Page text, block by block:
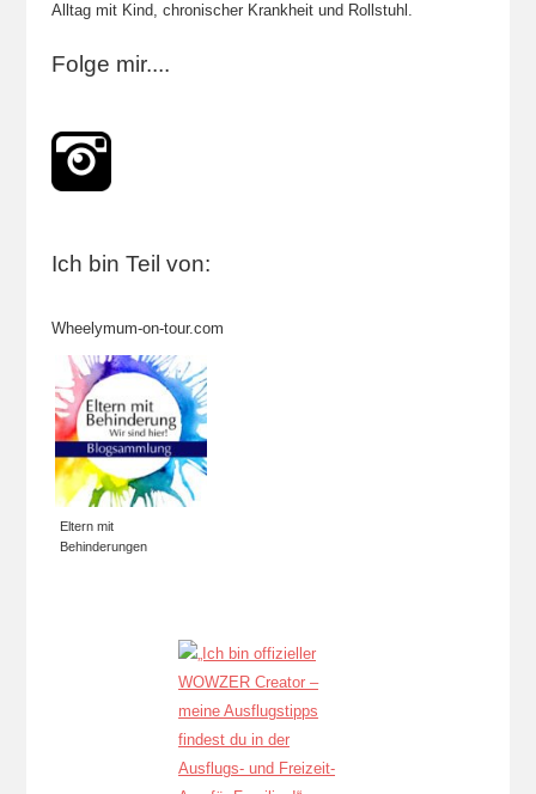
Alltag mit Kind, chronischer Krankheit und Rollstuhl.
Folge mir....
Ich bin Teil von:
Wheelymum-on-tour.com
Eltern mit
Behinderungen